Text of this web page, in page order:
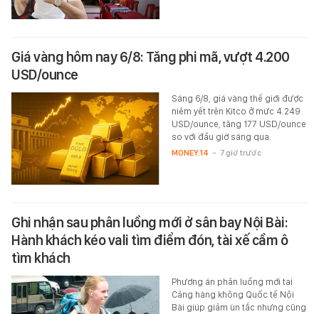
Giá vàng hôm nay 6/8: Tăng phi mã, vượt 4.200
USD/ounce
Sáng 6/8, giá vàng thế giới được
niêm yết trên Kitco ở mức 4.249
USD/ounce, tăng 177 USD/ounce
so với đầu giờ sáng qua.
MONEY.14 - 7 giờ trước
Ghi nhận sau phân luồng mới ở sân bay Nội Bài:
Hành khách kéo vali tìm điểm đón, tài xế cầm ô
tìm khách
Phương án phân luồng mới tại
Cảng hàng không Quốc tế Nội
Bài giúp giảm ùn tắc nhưng cũng